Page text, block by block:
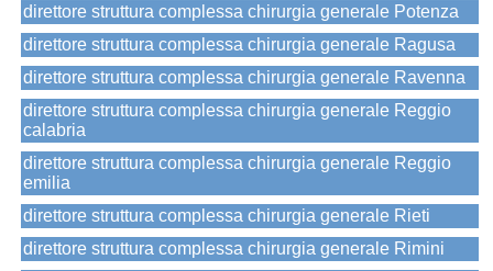
direttore struttura complessa chirurgia generale Potenza
direttore struttura complessa chirurgia generale Ragusa
direttore struttura complessa chirurgia generale Ravenna
direttore struttura complessa chirurgia generale Reggio
calabria
direttore struttura complessa chirurgia generale Reggio
emilia
direttore struttura complessa chirurgia generale Rieti
direttore struttura complessa chirurgia generale Rimini